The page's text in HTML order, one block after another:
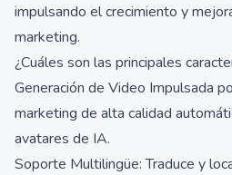
impulsando el crecimiento y
marketing.
¿Cuáles son las principales
Generación de Video Impulsada
marketing de alta calidad
avatares de IA.
Soporte Multilingüe: Traduce y